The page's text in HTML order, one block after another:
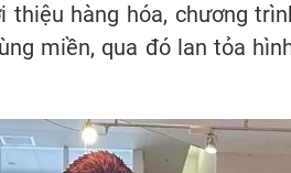
hàng hóa, chương
miền, qua đó lan tỏa